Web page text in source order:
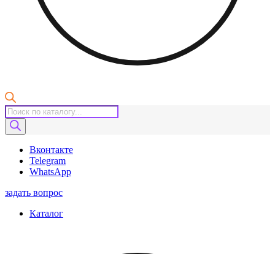
Поиск
товаров
Вконтакте
Telegram
WhatsApp
задать вопрос
Каталог